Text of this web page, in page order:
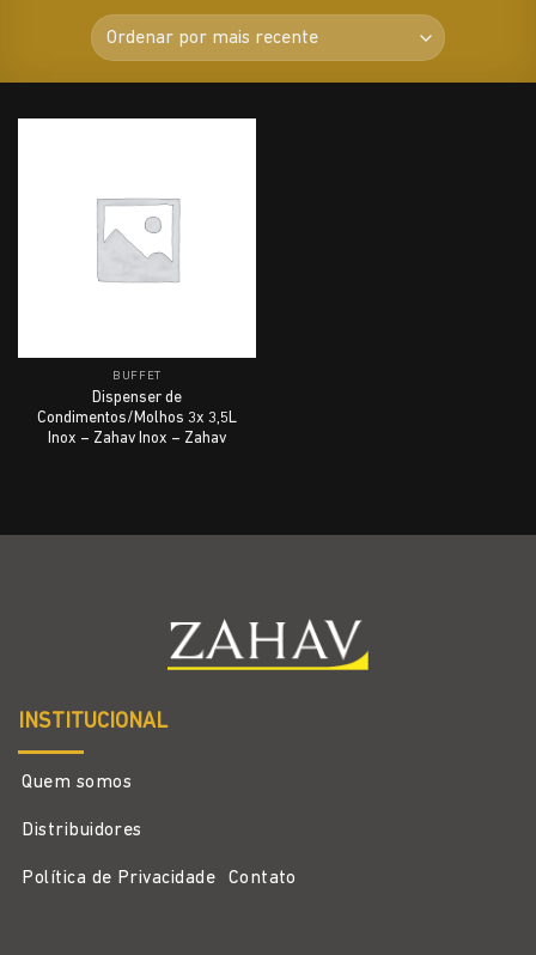
BUFFET
Dispenser de
Condimentos/Molhos 3x 3,5L
Inox – Zahav Inox – Zahav
INSTITUCIONAL
Quem somos
Distribuidores
Política de Privacidade Contato